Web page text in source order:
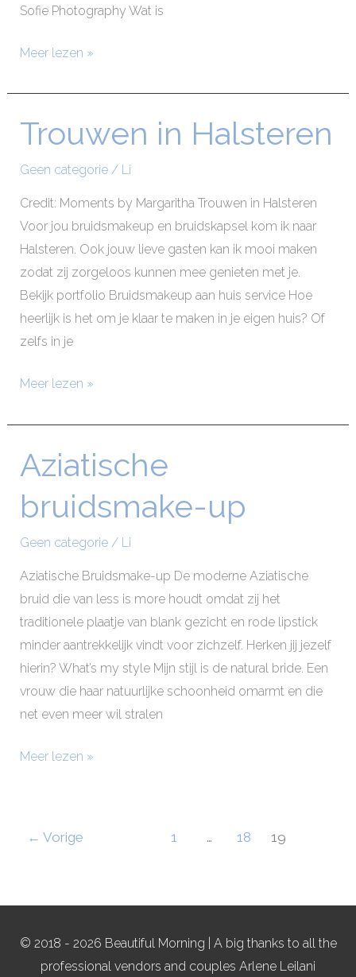
Sofie Photography Wat is
Meer lezen »
Trouwen in Halsteren
Geen categorie/ Li
Credit: Moments by Margaritha Trouwen in Halsteren
Voor jou bruidsmakeup en bruidskapsel kom ik naar
Halsteren. Ook jouw lieve gasten kan ik mooi maken
zodat zij zorgeloos kunnen mee genieten met je.
Bekijk portfolio Bruidsmakeup aan huis service Hoe
heerlijk is het om je klaar te maken in je eigen huis? Of
zelfs in je
Trouwen
Halsteren
Meer lezen »
Aziatische
bruidsmake-up
Geen categorie/ Li
Aziatische Bruidsmake-up De moderne Aziatische
bruid die van less is more houdt omdat zij het
traditionele plaatje van blank gezicht en rode lipstick
minder aantrekkelijk vindt voor zichzelf. Herken jij jezelf
hierin? What’s my style Mijn stijl is de natural bride. Een
vrouw die haar natuurlijke schoonheid omarmt en die
net even meer wil stralen
Aziatische
bruidsmake-
up
Meer lezen »
← Vorige 1 … 18 19
© 2018 - 2026 Beautiful Morning | A big thanks to all the
professional vendors and couples Arlene Leilani